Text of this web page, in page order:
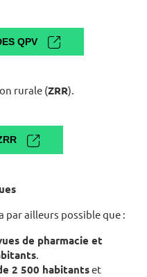
QPV
rurale (ZRR).
par ailleurs possible que :
de pharmacie et
.
2 500 habitantset